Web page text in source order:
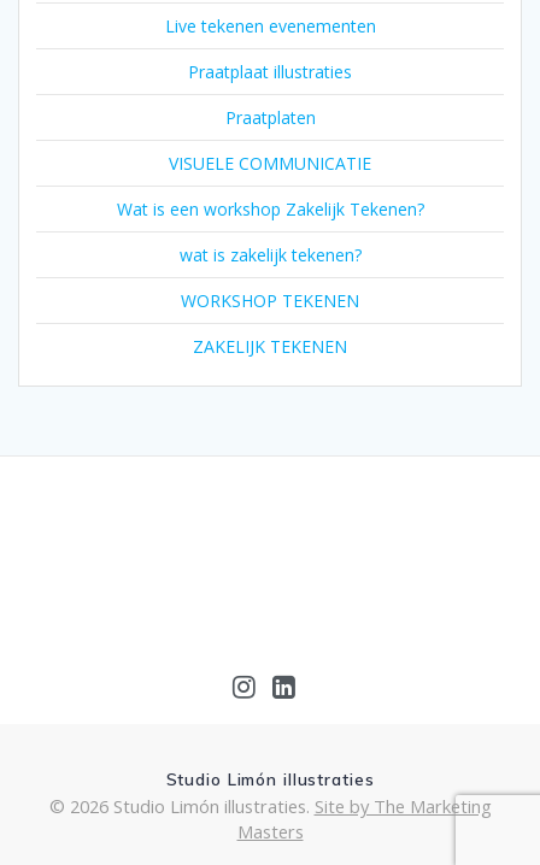
Live tekenen evenementen
Praatplaat illustraties
Praatplaten
VISUELE COMMUNICATIE
Wat is een workshop Zakelijk Tekenen?
wat is zakelijk tekenen?
WORKSHOP TEKENEN
ZAKELIJK TEKENEN
Studio Limón illustraties
© 2026 Studio Limón illustraties. Site by The Marketing
Masters